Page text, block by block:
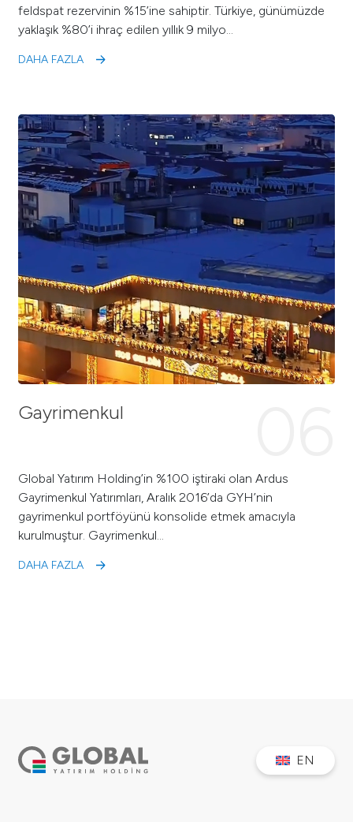
feldspat rezervinin %15’ine sahiptir. Türkiye, günümüzde
yaklaşık %80’i ihraç edilen yıllık 9 milyo…
DAHA FAZLA
Gayrimenkul
Global Yatırım Holding’in %100 iştiraki olan Ardus
Gayrimenkul Yatırımları, Aralık 2016’da GYH’nin
gayrimenkul portföyünü konsolide etmek amacıyla
kurulmuştur. Gayrimenkul…
DAHA FAZLA
EN